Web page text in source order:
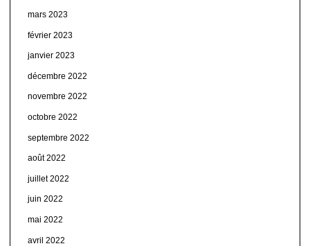
mars 2023
février 2023
janvier 2023
décembre 2022
novembre 2022
octobre 2022
septembre 2022
août 2022
juillet 2022
juin 2022
mai 2022
avril 2022